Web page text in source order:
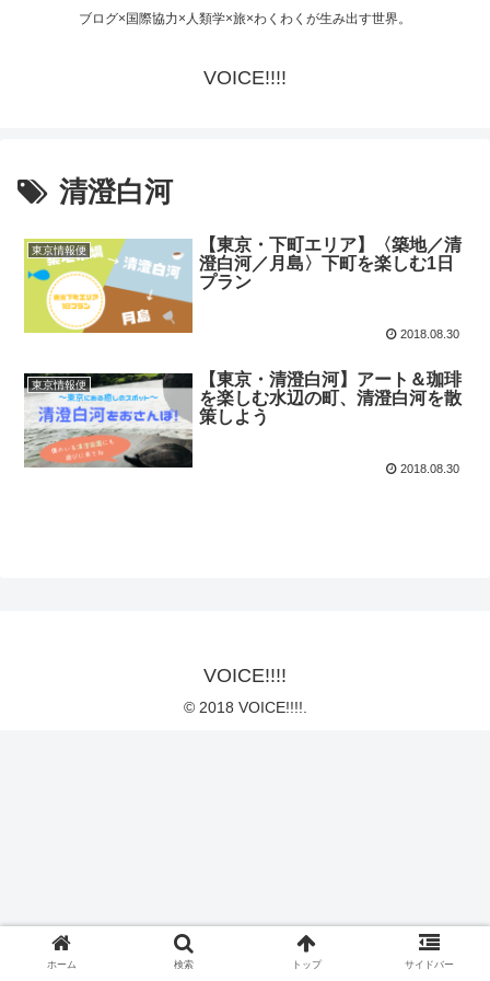
ブログ×国際協力×人類学×旅×わくわくが生み出す世界。
VOICE!!!!
清澄白河
東京情報便
【東京・下町エリア】〈築地／清
澄白河／月島〉下町を楽しむ1日
プラン
2018.08.30
東京情報便
【東京・清澄白河】アート＆珈琲
を楽しむ水辺の町、清澄白河を散
策しよう
2018.08.30
VOICE!!!!
© 2018 VOICE!!!!.
ホーム 検索 トップ サイドバー